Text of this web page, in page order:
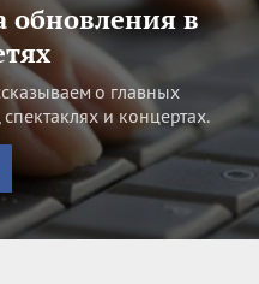
в
о главных
и концертах.